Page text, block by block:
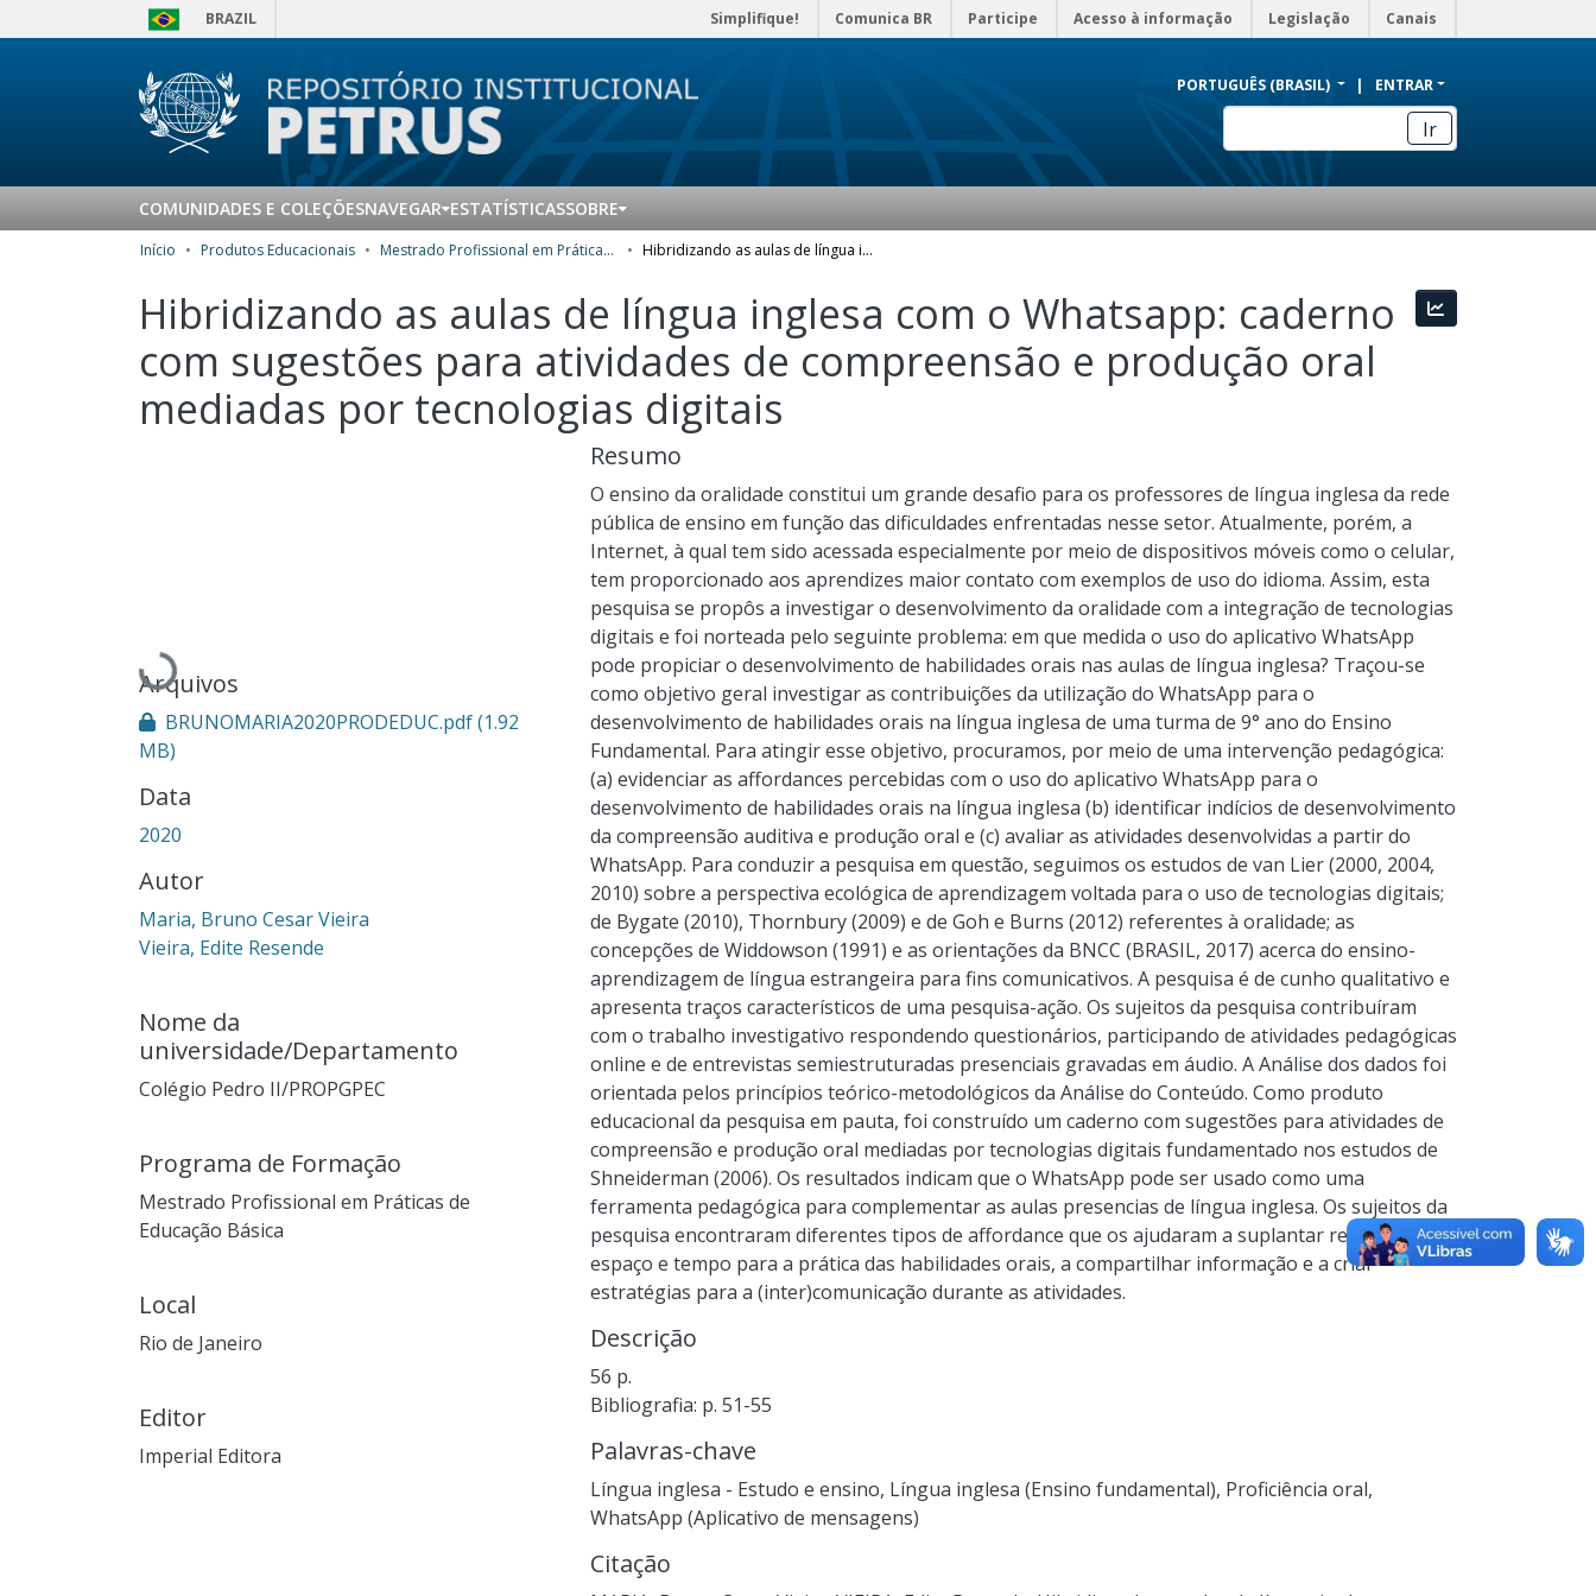
BRAZIL Simplifique! Comunica BR Participe Acesso à informação Legislação Canais
PORTUGUÊS (BRASIL) ENTRAR
Ir
COMUNIDADES E COLEÇÕESNAVEGAR ESTATÍSTICASSOBRE
Início Produtos Educacionais Mestrado Profissional em Práticas de Educação Básica (MPPEB) - Produtos Educacionais Hibridizando as aulas de língua inglesa com o Whatsapp: caderno com sugestões para atividades de compreensão e produção oral mediadas por tecnologias digitais
Hibridizando as aulas de língua inglesa com o Whatsapp: caderno
com sugestões para atividades de compreensão e produção oral
mediadas por tecnologias digitais
Carregando...
Arquivos
BRUNOMARIA2020PRODEDUC.pdf(1.92
MB)
Data
2020
Autor
Maria, Bruno Cesar Vieira
Vieira, Edite Resende
Nome da
universidade/Departamento
Colégio Pedro II/PROPGPEC
Programa de Formação
Mestrado Profissional em Práticas de
Educação Básica
Local
Rio de Janeiro
Editor
Imperial Editora
Resumo
O ensino da oralidade constitui um grande desafio para os professores de língua inglesa da rede
pública de ensino em função das dificuldades enfrentadas nesse setor. Atualmente, porém, a
Internet, à qual tem sido acessada especialmente por meio de dispositivos móveis como o celular,
tem proporcionado aos aprendizes maior contato com exemplos de uso do idioma. Assim, esta
pesquisa se propôs a investigar o desenvolvimento da oralidade com a integração de tecnologias
digitais e foi norteada pelo seguinte problema: em que medida o uso do aplicativo WhatsApp
pode propiciar o desenvolvimento de habilidades orais nas aulas de língua inglesa? Traçou-se
como objetivo geral investigar as contribuições da utilização do WhatsApp para o
desenvolvimento de habilidades orais na língua inglesa de uma turma de 9° ano do Ensino
Fundamental. Para atingir esse objetivo, procuramos, por meio de uma intervenção pedagógica:
(a) evidenciar as affordances percebidas com o uso do aplicativo WhatsApp para o
desenvolvimento de habilidades orais na língua inglesa (b) identificar indícios de desenvolvimento
da compreensão auditiva e produção oral e (c) avaliar as atividades desenvolvidas a partir do
WhatsApp. Para conduzir a pesquisa em questão, seguimos os estudos de van Lier (2000, 2004,
2010) sobre a perspectiva ecológica de aprendizagem voltada para o uso de tecnologias digitais;
de Bygate (2010), Thornbury (2009) e de Goh e Burns (2012) referentes à oralidade; as
concepções de Widdowson (1991) e as orientações da BNCC (BRASIL, 2017) acerca do ensino-
aprendizagem de língua estrangeira para fins comunicativos. A pesquisa é de cunho qualitativo e
apresenta traços característicos de uma pesquisa-ação. Os sujeitos da pesquisa contribuíram
com o trabalho investigativo respondendo questionários, participando de atividades pedagógicas
online e de entrevistas semiestruturadas presenciais gravadas em áudio. A Análise dos dados foi
orientada pelos princípios teórico-metodológicos da Análise do Conteúdo. Como produto
educacional da pesquisa em pauta, foi construído um caderno com sugestões para atividades de
compreensão e produção oral mediadas por tecnologias digitais fundamentado nos estudos de
Shneiderman (2006). Os resultados indicam que o WhatsApp pode ser usado como uma
ferramenta pedagógica para complementar as aulas presencias de língua inglesa. Os sujeitos da
pesquisa encontraram diferentes tipos de affordance que os ajudaram a suplantar restrições de
espaço e tempo para a prática das habilidades orais, a compartilhar informação e a criar
estratégias para a (inter)comunicação durante as atividades.
Descrição
56 p.
Bibliografia: p. 51-55
Palavras-chave
Língua inglesa - Estudo e ensino, Língua inglesa (Ensino fundamental), Proficiência oral,
WhatsApp (Aplicativo de mensagens)
Citação